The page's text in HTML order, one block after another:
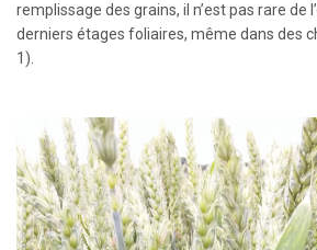
remplissage des grains, il n’est pas rare de
derniers étages foliaires, même dans des
1).